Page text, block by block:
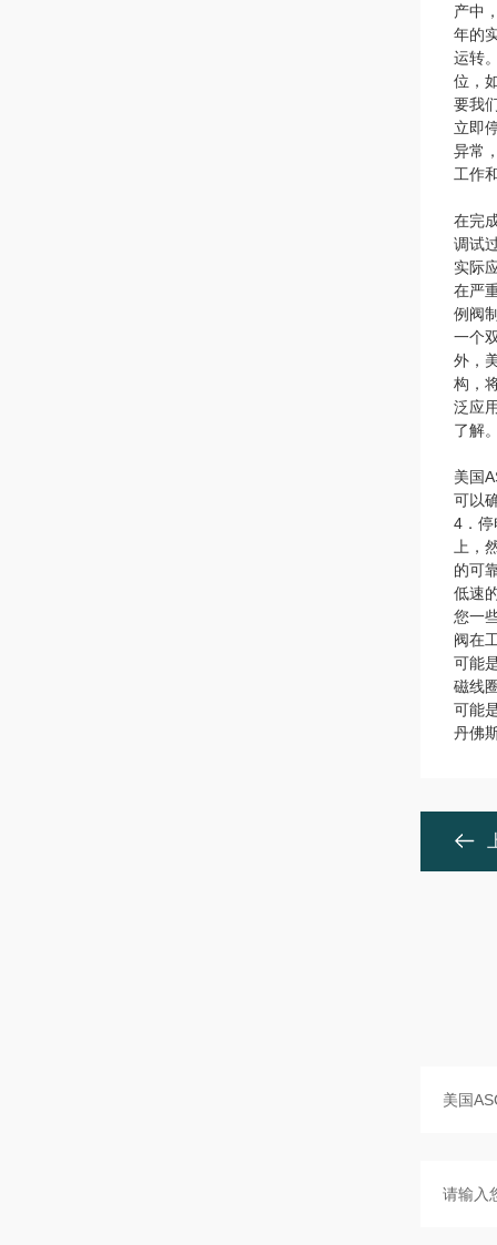
产中
年的
运转
位，
要我
立即
异常
工作
在完
调试
实际
在严
例阀
一个
外，
构，
泛应
了解
美国
可以
4．停
上，
的可
低速
您一
阀在
可能
磁线
可能
丹佛